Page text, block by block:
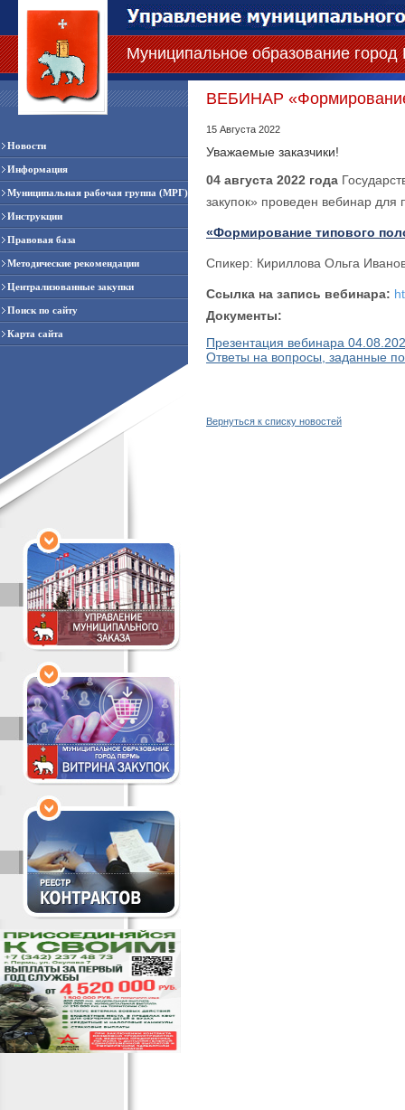
Муниципальное образование город
Новости
Информация
Муниципальная рабочая группа (МРГ)
Инструкции
Правовая база
Методические рекомендации
Централизованные закупки
Поиск по сайту
Карта сайта
ВЕБИНАР
15 Августа 2022
Уважаемые заказчики!
04 августа 2022 года
закупок» проведен вебинар
«Формирование типового
Спикер: Кириллова Ольга
Ссылка на запись вебинара:
Документы:
Презентация вебинара
Ответы на вопросы, заданные
Вернуться к списку новостей